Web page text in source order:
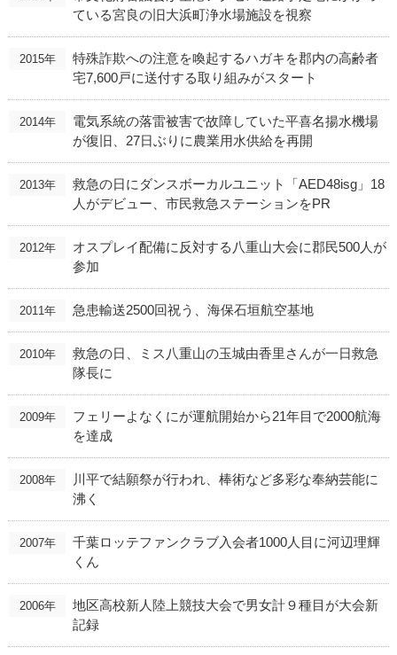
ている宮良の旧大浜町浄水場施設を視察
2015年
特殊詐欺への注意を喚起するハガキを郡内の高齢者
宅7,600戸に送付する取り組みがスタート
2014年
電気系統の落雷被害で故障していた平喜名揚水機場
が復旧、27日ぶりに農業用水供給を再開
2013年
救急の日にダンスボーカルユニット「AED48isg」18
人がデビュー、市民救急ステーションをPR
2012年
オスプレイ配備に反対する八重山大会に郡民500人が
参加
2011年 急患輸送2500回祝う、海保石垣航空基地
2010年
救急の日、ミス八重山の玉城由香里さんが一日救急
隊長に
2009年
フェリーよなくにが運航開始から21年目で2000航海
を達成
2008年
川平で結願祭が行われ、棒術など多彩な奉納芸能に
沸く
2007年
千葉ロッテファンクラブ入会者1000人目に河辺理輝
くん
2006年
地区高校新人陸上競技大会で男女計９種目が大会新
記録